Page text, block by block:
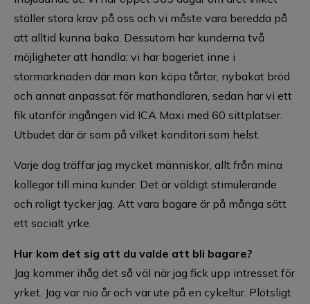
ställer stora krav på oss och vi måste vara beredda på
att alltid kunna baka. Dessutom har kunderna två
möjligheter att handla: vi har bageriet inne i
stormarknaden där man kan köpa tårtor, nybakat bröd
och annat anpassat för mathandlaren, sedan har vi ett
fik utanför ingången vid ICA Maxi med 60 sittplatser.
Utbudet där är som på vilket konditori som helst.
Varje dag träffar jag mycket människor, allt från mina
kollegor till mina kunder. Det är väldigt stimulerande
och roligt tycker jag. Att vara bagare är på många sätt
ett socialt yrke.
Hur kom det sig att du valde att bli bagare?
Jag kommer ihåg det så väl när jag fick upp intresset för
yrket. Jag var nio år och var ute på en cykeltur. Plötsligt